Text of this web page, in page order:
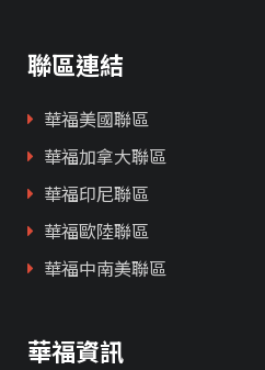
聯區連結
華福美國聯區
華福加拿大聯區
華福印尼聯區
華福歐陸聯區
華福中南美聯區
華福資訊